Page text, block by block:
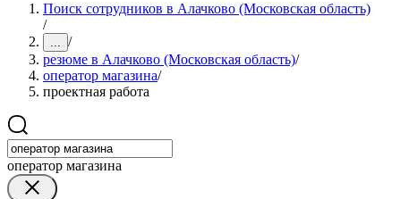
Поиск сотрудников в Алачково (Московская область)
/
... /
резюме в Алачково (Московская область)/
оператор магазина/
проектная работа
оператор магазина